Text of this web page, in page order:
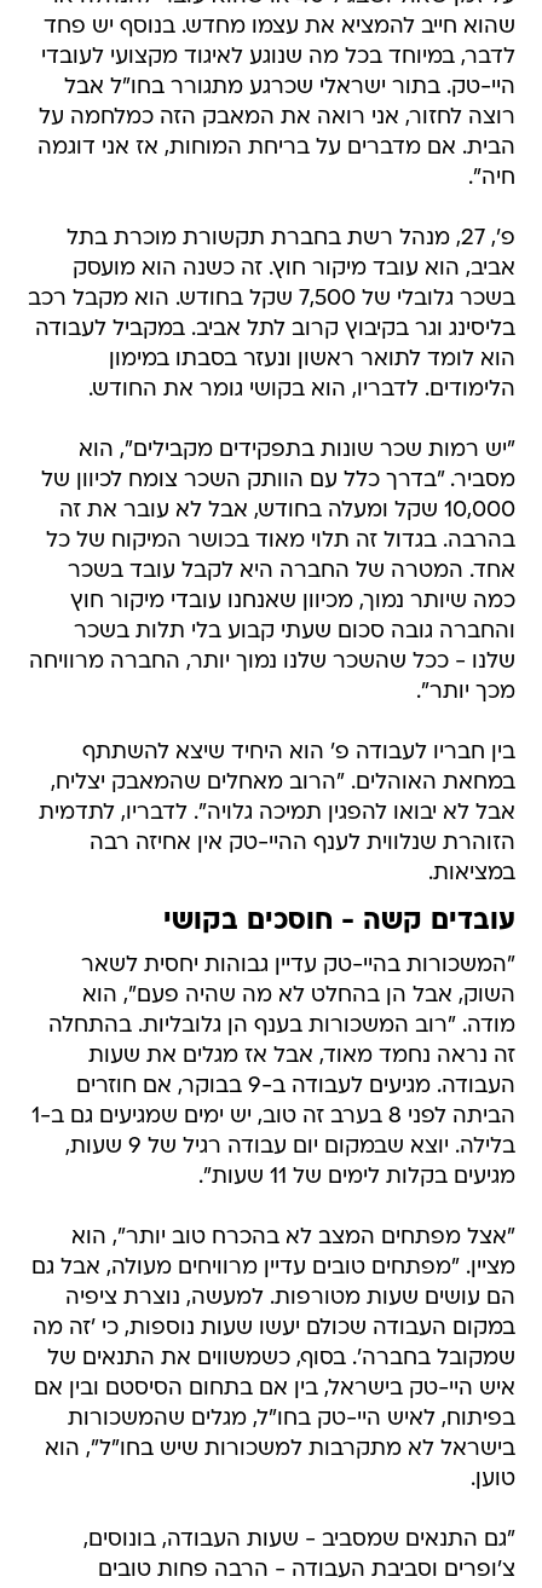
שהוא חייב להמציא את עצמו מחדש. בנוסף יש פחד
לדבר, במיוחד בכל מה שנוגע לאיגוד מקצועי לעובדי
היי-טק. בתור ישראלי שכרגע מתגורר בחו"ל אבל
רוצה לחזור, אני רואה את המאבק הזה כמלחמה על
הבית. אם מדברים על בריחת המוחות, אז אני דוגמה
חיה".
פ', 27, מנהל רשת בחברת תקשורת מוכרת בתל
אביב, הוא עובד מיקור חוץ. זה כשנה הוא מועסק
בשכר גלובלי של 7,500 שקל בחודש. הוא מקבל רכב
בליסינג וגר בקיבוץ קרוב לתל אביב. במקביל לעבודה
הוא לומד לתואר ראשון ונעזר בסבתו במימון
הלימודים. לדבריו, הוא בקושי גומר את החודש.
"יש רמות שכר שונות בתפקידים מקבילים", הוא
מסביר. "בדרך כלל עם הוותק השכר צומח לכיוון של
10,000 שקל ומעלה בחודש, אבל לא עובר את זה
בהרבה. בגדול זה תלוי מאוד בכושר המיקוח של כל
אחד. המטרה של החברה היא לקבל עובד בשכר
כמה שיותר נמוך, מכיוון שאנחנו עובדי מיקור חוץ
והחברה גובה סכום שעתי קבוע בלי תלות בשכר
שלנו - ככל שהשכר שלנו נמוך יותר, החברה מרוויחה
מכך יותר".
בין חבריו לעבודה פ' הוא היחיד שיצא להשתתף
במחאת האוהלים. "הרוב מאחלים שהמאבק יצליח,
אבל לא יבואו להפגין תמיכה גלויה". לדבריו, לתדמית
הזוהרת שנלווית לענף ההיי-טק אין אחיזה רבה
במציאות.
עובדים קשה - חוסכים בקושי
"המשכורות בהיי-טק עדיין גבוהות יחסית לשאר
השוק, אבל הן בהחלט לא מה שהיה פעם", הוא
מודה. "רוב המשכורות בענף הן גלובליות. בהתחלה
זה נראה נחמד מאוד, אבל אז מגלים את שעות
העבודה. מגיעים לעבודה ב-9 בבוקר, אם חוזרים
הביתה לפני 8 בערב זה טוב, יש ימים שמגיעים גם ב-1
בלילה. יוצא שבמקום יום עבודה רגיל של 9 שעות,
מגיעים בקלות לימים של 11 שעות".
"אצל מפתחים המצב לא בהכרח טוב יותר", הוא
מציין. "מפתחים טובים עדיין מרוויחים מעולה, אבל גם
הם עושים שעות מטורפות. למעשה, נוצרת ציפיה
במקום העבודה שכולם יעשו שעות נוספות, כי 'זה מה
שמקובל בחברה'. בסוף, כשמשווים את התנאים של
איש היי-טק בישראל, בין אם בתחום הסיסטם ובין אם
בפיתוח, לאיש היי-טק בחו"ל, מגלים שהמשכורות
בישראל לא מתקרבות למשכורות שיש בחו"ל", הוא
טוען.
"גם התנאים שמסביב - שעות העבודה, בונוסים,
צ'ופרים וסביבת העבודה - הרבה פחות טובים